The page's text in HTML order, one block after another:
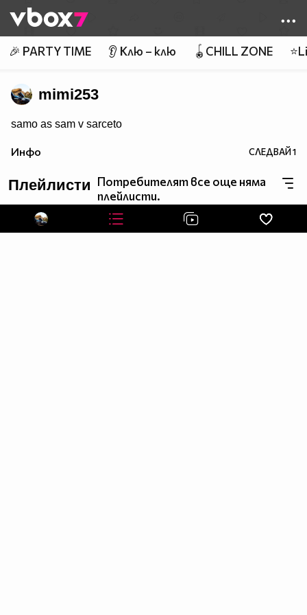
👾
🎉 PARTY TIME 👂 Клю – клю 🪀CHILL ZONE
mimi253
samo as sam v sarceto
Инфо СЛЕДВАЙ1
Плейлисти Потребителят все още няма
плейлисти.